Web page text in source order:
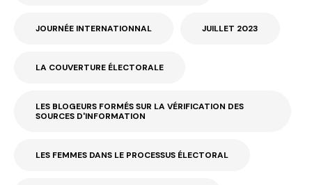
JOURNÉE INTERNATIONNAL JUILLET 2023
LA COUVERTURE ÉLECTORALE
LES BLOGEURS FORMÉS SUR LA VÉRIFICATION DES
SOURCES D'INFORMATION
LES FEMMES DANS LE PROCESSUS ÉLECTORAL